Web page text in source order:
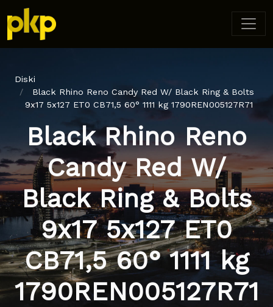
Diski
Black Rhino Reno Candy Red W/ Black Ring & Bolts
9x17 5x127 ET0 CB71,5 60° 1111 kg 1790REN005127R71
Black Rhino Reno
Candy Red W/
Black Ring & Bolts
9x17 5x127 ET0
CB71,5 60° 1111 kg
1790REN005127R71